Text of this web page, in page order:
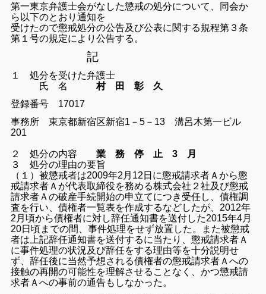
第一東京弁護士会がなした懲戒の処分について、同会か
ら以下のとおり通知を
受けたので懲戒処分の公告及び公表に関する規程第３条
第１号の規定により公告する。
記
１ 処分を受けた弁護士
氏 名村 田 彰 久
登録番号 17017
事務所 東京都新宿区新宿1－5－13 溝呂木第一ビル
201
２ 処分の内容業 務 停 止 3 月
３ 処分の理由の要旨
（１）被懲戒者は2009年2月12日に懲戒請求者Ａから懲
戒請求者Ａが代表取締役を務める株式会社２社及び懲戒
請求者Ａの破産手続開始の申立てにつき受任し、債権調
査を行い、債権者一覧表を作成するなどしたが、2012年
2月頃から債権者に対し辞任通知書を送付した2015年4月
20日頃までの間、事件処理をせず放置した。また被懲戒
者は上記辞任通知書を送付するに当たり、懲戒請求者Ａ
に事件処理の状況及び辞任をする理由等を十分説明せ
ず、辞任後に当然予想される債権者の懲戒請求者Ａへの
接触の再開の可能性を理解させることなく、かつ懲戒請
求者Ａへの事前の通告もしなかった。